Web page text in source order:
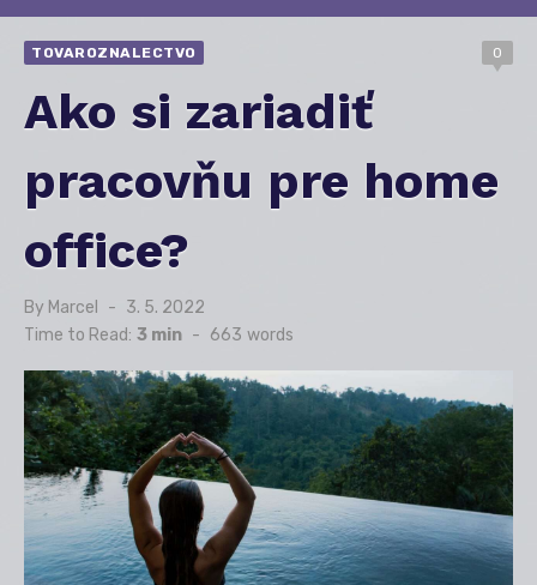
TOVAROZNALECTVO 0
Ako si zariadiť
pracovňu pre home
office?
By Marcel
Posted
on
3. 5. 2022
Time to Read: 3 min - 663 words